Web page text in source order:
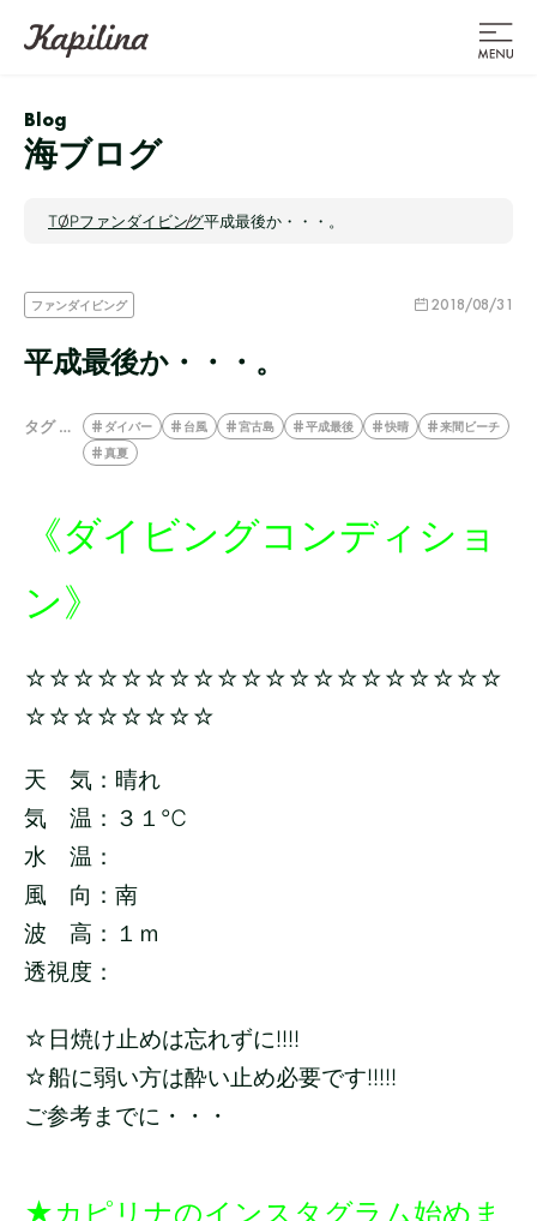
Blog
海ブログ
TOPファンダイビング平成最後か・・・。
ファンダイビング 2018/08/31
平成最後か・・・。
タグ … ダイバー 台風 宮古島 平成最後 快晴
来間ビーチ
真夏
《ダイビングコンディショ
ン》
☆☆☆☆☆☆☆☆☆☆☆☆☆☆☆☆☆☆☆☆
☆☆☆☆☆☆☆☆
天 気：晴れ
気 温：３１℃
水 温：
風 向：南
波 高：１ｍ
透視度：
☆日焼け止めは忘れずに!!!!
☆船に弱い方は酔い止め必要です!!!!!
ご参考までに・・・
★カピリナのインスタグラム始めま